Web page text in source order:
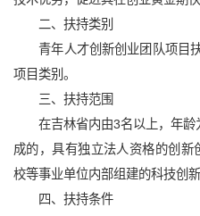
二、扶持类别
青年人才创新创业团队项目扶
项目类别。
三、扶持范围
在吉林省内由3名以上，年龄
成的，具有独立法人资格的创
校等事业单位内部组建的科技创
四、扶持条件